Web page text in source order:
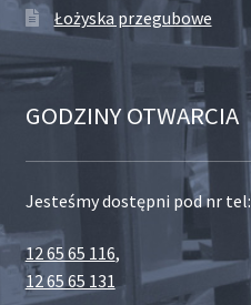
Łożyska przegubowe
GODZINY OTWARCIA
Jesteśmy dostępni pod nr tel:
12 65 65 116,
12 65 65 131